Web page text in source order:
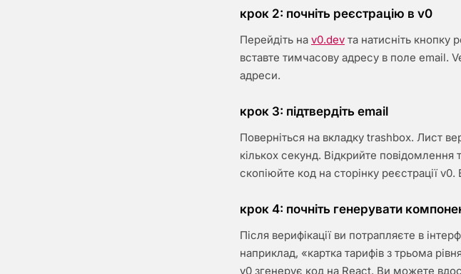
крок 2: почніть реєстрацію в v0
Перейдіть на v0.dev та натисніть кнопку
вставте тимчасову адресу в поле email.
адреси.
крок 3: підтвердіть email
Поверніться на вкладку trashbox. Лист
кількох секунд. Відкрийте повідомлення
скопіюйте код на сторінку реєстрації
крок 4: почніть генерувати
Після верифікації ви потрапляєте в
наприклад, «картка тарифів з трьома
v0 згенерує код на React. Ви можете